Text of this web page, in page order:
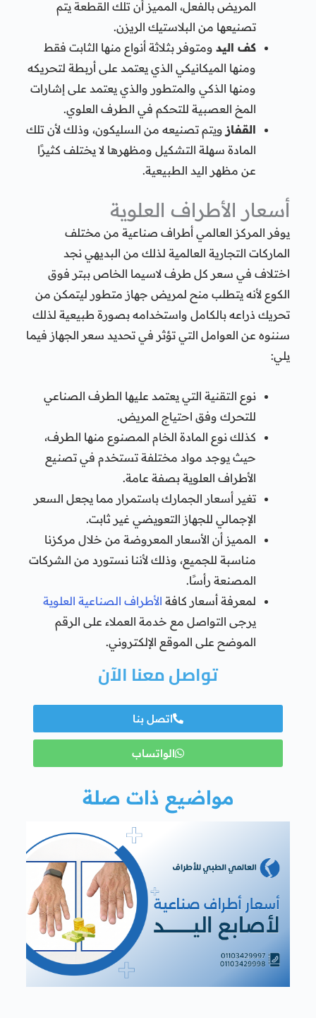
المريض بالفعل، المميز أن تلك القطعة يتم
تصنيعها من البلاستيك الريزن.
كف اليدومتوفر بثلاثة أنواع منها الثابت فقط
ومنها الميكانيكي الذي يعتمد على أربطة لتحريكه
ومنها الذكي والمتطور والذي يعتمد على إشارات
المخ العصبية للتحكم في الطرف العلوي.
القفاز ويتم تصنيعه من السليكون، وذلك لأن تلك
المادة سهلة التشكيل ومظهرها لا يختلف كثيرًا
عن مظهر اليد الطبيعية.
أسعار الأطراف العلوية
يوفر المركز العالمي أطراف صناعية من مختلف
الماركات التجارية العالمية لذلك من البديهي نجد
اختلاف في سعر كل طرف لاسيما الخاص ببتر فوق
الكوع لأنه يتطلب منح لمريض جهاز متطور ليتمكن من
تحريك ذراعه بالكامل واستخدامه بصورة طبيعية لذلك
سننوه عن العوامل التي تؤثر في تحديد سعر الجهاز فيما
يلي:
نوع التقنية التي يعتمد عليها الطرف الصناعي
للتحرك وفق احتياج المريض.
كذلك نوع المادة الخام المصنوع منها الطرف،
حيث يوجد مواد مختلفة تستخدم في تصنيع
الأطراف العلوية بصفة عامة.
تغير أسعار الجمارك باستمرار مما يجعل السعر
الإجمالي للجهاز التعويضي غير ثابت.
المميز أن الأسعار المعروضة من خلال مركزنا
مناسبة للجميع، وذلك لأننا نستورد من الشركات
المصنعة رأسًا.
لمعرفة أسعار كافة الأطراف الصناعية العلوية
يرجى التواصل مع خدمة العملاء على الرقم
الموضح على الموقع الإلكتروني.
تواصل معنا الآن
اتصل بنا
الواتساب
مواضيع ذات صلة